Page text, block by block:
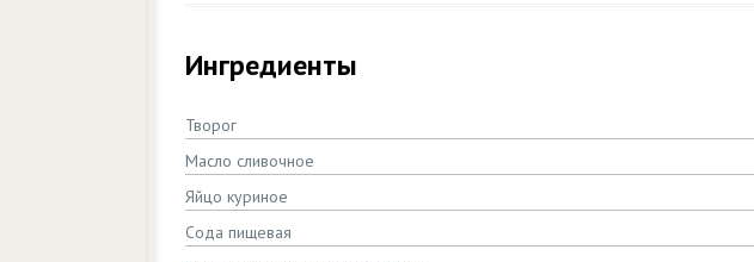
Ингредиенты
Творог
Масло сливочное
Яйцо куриное
Сода пищевая